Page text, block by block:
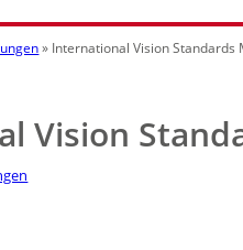
» International Vision Standards
Vision